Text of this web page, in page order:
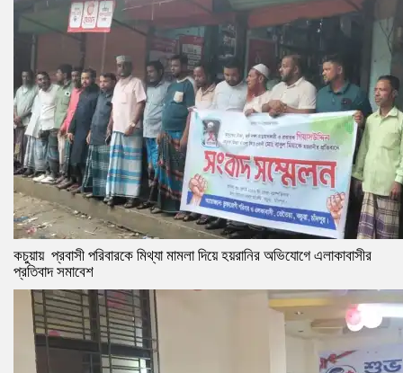
কচুয়ায় প্রবাসী পরিবারকে মিথ্যা মামলা দিয়ে হয়রানির অভিযোগে এলাকাবাসীর
প্রতিবাদ সমাবেশ